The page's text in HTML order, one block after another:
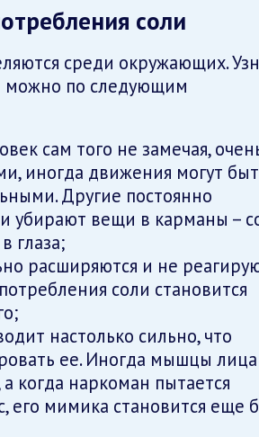
соли
среди окружающих.
можно по следующим
сам того не замечая,
иногда движения могут
Другие постоянно
убирают вещи в карманы –
глаза;
расширяются и не
соли становится
настолько сильно, что
ее. Иногда мышцы лица
когда наркоман пытается
его мимика становится еще